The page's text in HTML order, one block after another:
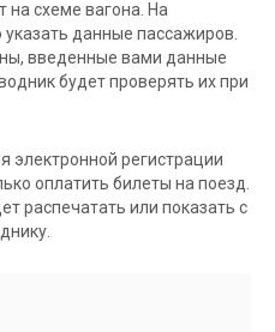
на схеме вагона. На
данные пассажиров.
введенные вами данные
будет проверять их при
электронной регистрации
оплатить билеты на поезд.
распечатать или показать с